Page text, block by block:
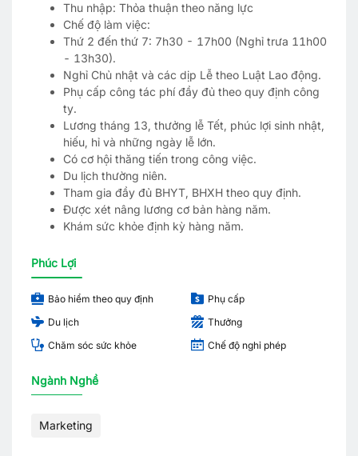
Thu nhập: Thỏa thuận theo năng lực
Chế độ làm việc:
Thứ 2 đến thứ 7: 7h30 - 17h00 (Nghỉ trưa 11h00
- 13h30).
Nghỉ Chủ nhật và các dịp Lễ theo Luật Lao động.
Phụ cấp công tác phí đầy đủ theo quy định công
ty.
Lương tháng 13, thưởng lễ Tết, phúc lợi sinh nhật,
hiếu, hỉ và những ngày lễ lớn.
Có cơ hội thăng tiến trong công việc.
Du lịch thường niên.
Tham gia đầy đủ BHYT, BHXH theo quy định.
Được xét nâng lương cơ bản hàng năm.
Khám sức khỏe định kỳ hàng năm.
Phúc Lợi
Bảo hiểm theo quy định
Phụ cấp
Du lịch
Thưởng
Chăm sóc sức khỏe
Chế độ nghỉ phép
Ngành Nghề
Marketing